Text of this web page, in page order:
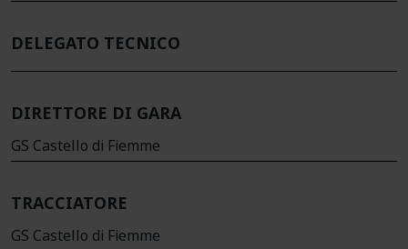
DELEGATO TECNICO
DIRETTORE DI GARA
GS Castello di Fiemme
TRACCIATORE
GS Castello di Fiemme